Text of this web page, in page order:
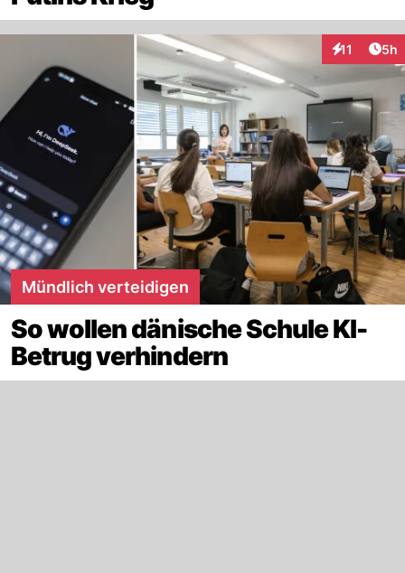
11 5h
Mündlich verteidigen
So wollen dänische Schule KI-
Betrug verhindern